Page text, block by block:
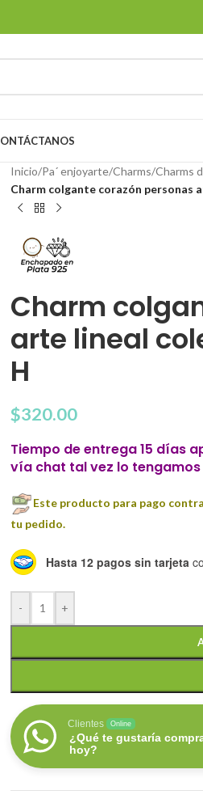
Inicio/Pa´ enjoyarte/Charms/Charms
Charm colgante corazón personas
Charm
arte lineal
H
$320.00
Tiempo de entrega 15 días
vía chat tal vez lo
Este producto para pago
tu pedido.
Hasta 12 pagos sin tarjeta
- +
Clientes Online
¿Qué te gustaría
hoy?